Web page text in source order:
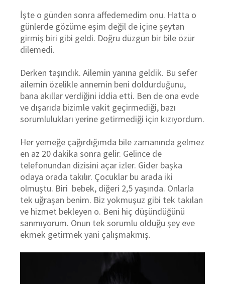
İşte o günden sonra affedemedim onu. Hatta o
günlerde gözüme eşim değil de içine şeytan
girmiş biri gibi geldi. Doğru düzgün bir bile özür
dilemedi.
Derken taşındık. Ailemin yanına geldik. Bu sefer
ailemin özelikle annemin beni doldurduğunu,
bana akıllar verdiğini iddia etti. Ben de ona evde
ve dışarıda bizimle vakit geçirmediği, bazı
sorumlulukları yerine getirmediği için kızıyordum.
Her yemeğe çağırdığımda bile zamanında gelmez
en az 20 dakika sonra gelir. Gelince de
telefonundan dizisini açar izler. Gider başka
odaya orada takılır. Çocuklar bu arada iki
olmuştu. Biri bebek, diğeri 2,5 yaşında. Onlarla
tek uğraşan benim. Biz yokmuşuz gibi tek takılan
ve hizmet bekleyen o. Beni hiç düşündüğünü
sanmıyorum. Onun tek sorumlu olduğu şey eve
ekmek getirmek yani çalışmakmış.